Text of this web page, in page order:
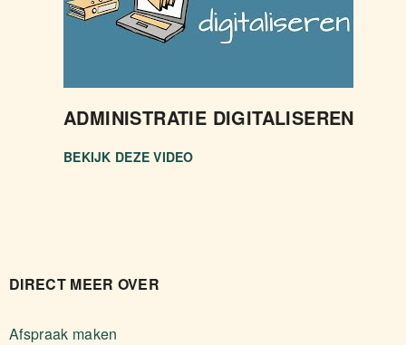
ADMINISTRATIE DIGITALISEREN
BEKIJK DEZE VIDEO
DIRECT MEER OVER
Afspraak maken